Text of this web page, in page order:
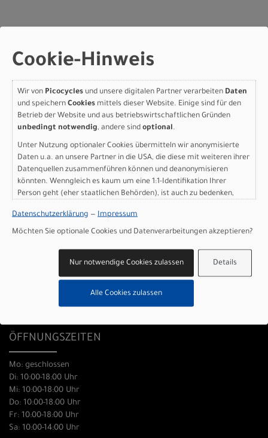
Herstellerdaten gem. GPSR
Marke Pinarello:Cicli Pinarello S.r.l.
31020 Villorba TV
+39 0422420877
KONTAKT
Picocycles GbR
Rathausstraße 6
0431 666 83 57
ÖFFNUNGSZEITEN
Mo: geschlossen
Di: 10:00-18:00 Uhr
Mi: 10:00-18:00 Uhr
Do: 10:00-18:00 Uhr
Fr: 10:00-18:00 Uhr
Sa: 10:00-14:00 Uhr
Cookie-Hinweis
Wir von Picocycles und unsere digitalen Partner verarbeiten Daten
und speichern Cookies mittels dieser Website. Einige sind für den
Betrieb der Website und aus betriebswirtschaftlichen Gründen
unbedingt notwendig, andere sind optional.
Unter Nutzung optionaler Cookies übermitteln wir anonymisierte
Daten u.a. an unsere Partner in die USA, die diese mit weiteren ihrer
Datenquellen zusammenführen können und deanonymisieren
könnten. Wenngleich es kaum um eine 1:1-Identifikation Ihrer
Person geht (eher staatlichen Behörden), ist auch zu bedenken,
sind wie bei uns in der Europäischen Union.
Datenschutzerklärung — Impressum
Möchten Sie optionale Cookies und Datenverarbeitungen akzeptieren?
Details
Nur notwendige Cookies zulassen
Alle Cookies zulassen